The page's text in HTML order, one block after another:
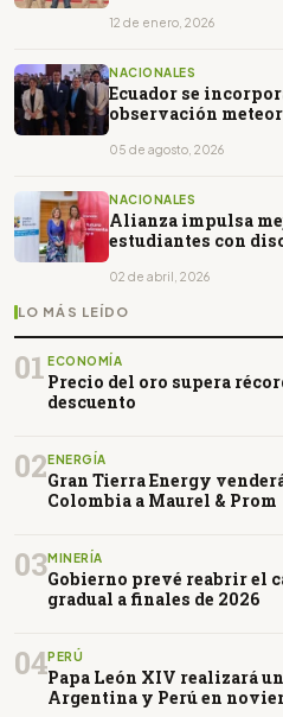
12 de enero, 2026
NACIONALES
Ecuador se
observación
05 de agosto, 2026
NACIONALES
Alianza impulsa
estudiantes con
02 de abril, 2026
LO MÁS LEÍDO
01 ECONOMÍA
Precio del oro supera
descuento
02 ENERGÍA
Gran Tierra Energy
Colombia a Maurel & Prom
03MINERÍA
Gobierno prevé reabrir el
gradual a finales de 2026
04PERÚ
Papa León XIV realizará
Argentina y Perú en